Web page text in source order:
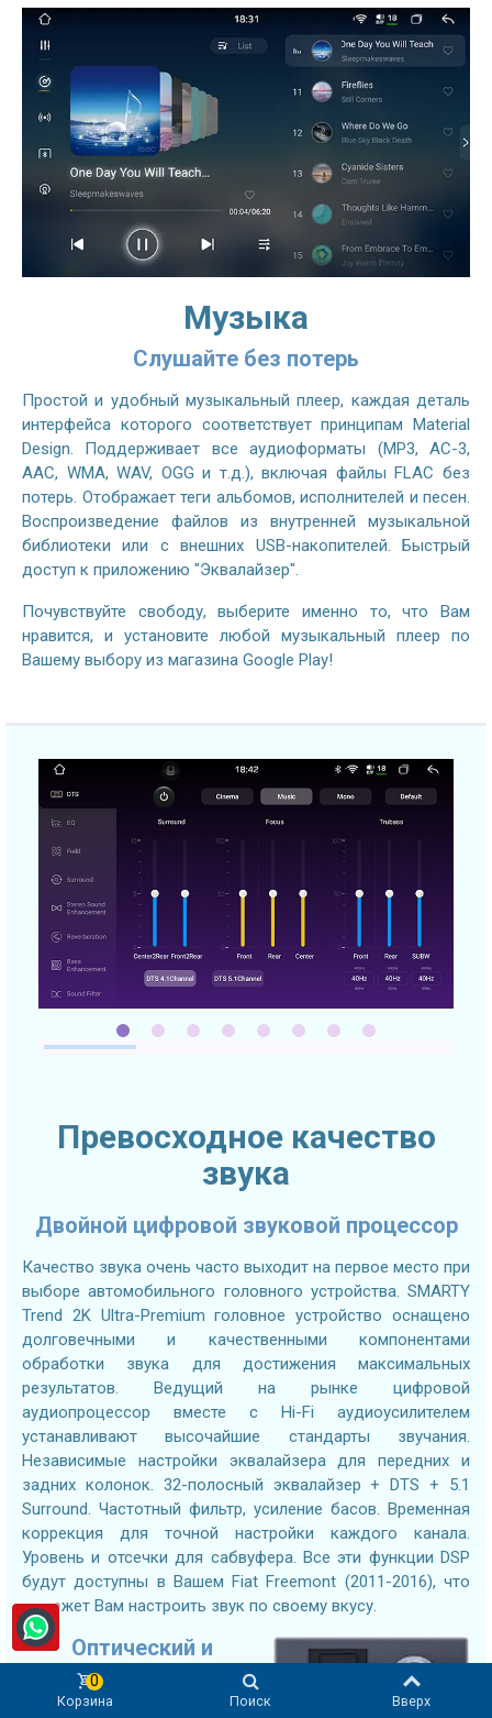
Музыка
Слушайте без потерь
Простой и удобный музыкальный плеер, каждая деталь
интерфейса которого соответствует принципам Material
Design. Поддерживает все аудиоформаты (MP3, AC-3,
AAC, WMA, WAV, OGG и т.д.), включая файлы FLAC без
потерь. Отображает теги альбомов, исполнителей и песен.
Воспроизведение файлов из внутренней музыкальной
библиотеки или с внешних USB-накопителей. Быстрый
доступ к приложению "Эквалайзер".
Почувствуйте свободу, выберите именно то, что Вам
нравится, и установите любой музыкальный плеер по
Вашему выбору из магазина Google Play!
Превосходное качество
звука
Двойной цифровой звуковой процессор
Качество звука очень часто выходит на первое место при
выборе автомобильного головного устройства. SMARTY
Trend 2K Ultra-Premium головное устройство оснащено
долговечными и качественными компонентами
обработки звука для достижения максимальных
результатов. Ведущий на рынке цифровой
аудиопроцессор вместе с Hi-Fi аудиоусилителем
устанавливают высочайшие стандарты звучания.
Независимые настройки эквалайзера для передних и
задних колонок. 32-полосный эквалайзер + DTS + 5.1
Surround. Частотный фильтр, усиление басов. Временная
коррекция для точной настройки каждого канала.
Уровень и отсечки для сабвуфера. Все эти функции DSP
будут доступны в Вашем Fiat Freemont (2011-2016), что
поможет Вам настроить звук по своему вкусу.
Оптический и
коаксиальный
выходы
Корзина
0
Поиск Вверх